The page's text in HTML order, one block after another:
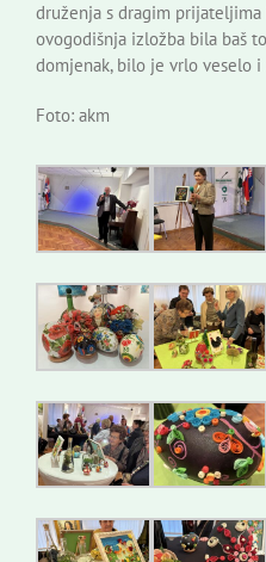
druženja s dragim
ovogodišnja izložba bila baš
domjenak, bilo je vrlo veselo i
Foto: akm